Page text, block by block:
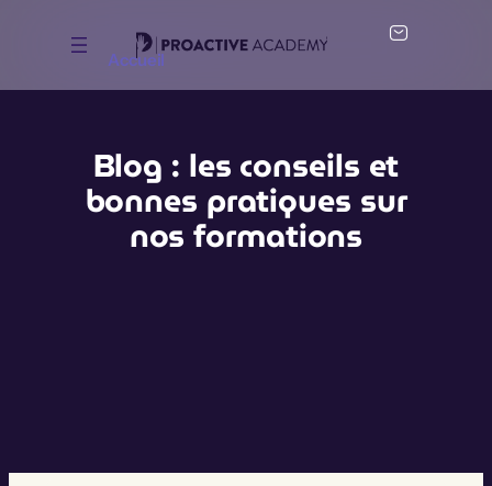
Accueil
Blog : les conseils et
bonnes pratiques sur
nos formations